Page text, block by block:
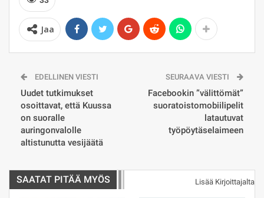
Jaa
EDELLINEN VIESTI
Uudet tutkimukset
osoittavat, että Kuussa
on suoralle
auringonvalolle
altistunutta vesijäätä
SEURAAVA VIESTI
Facebookin ”välittömät”
suoratoistomobiilipelit
latautuvat
työpöytäselaimeen
SAATAT PITÄÄ MYÖS Lisää Kirjoittajalta